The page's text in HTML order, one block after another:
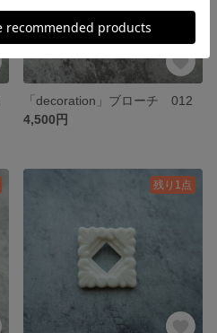
「decoration」ブローチ 012
4,500円
残り1点